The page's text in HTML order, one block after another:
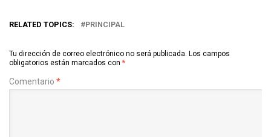
RELATED TOPICS: PRINCIPAL
Tu dirección de correo electrónico no será publicada. Los campos
obligatorios están marcados con *
Comentario *